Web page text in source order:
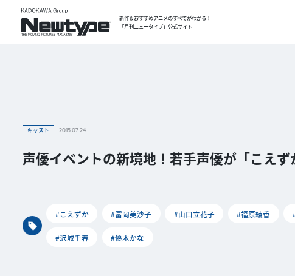
新作＆おすすめアニメのすべてがわかる！
「月刊ニュータイプ」公式サイト
キャスト 2015.07.24
声優イベントの新境地！若手声優が「こえず
#こえずか #冨岡美沙子 #山口立花子 #福原綾香
#沢城千春 #優木かな